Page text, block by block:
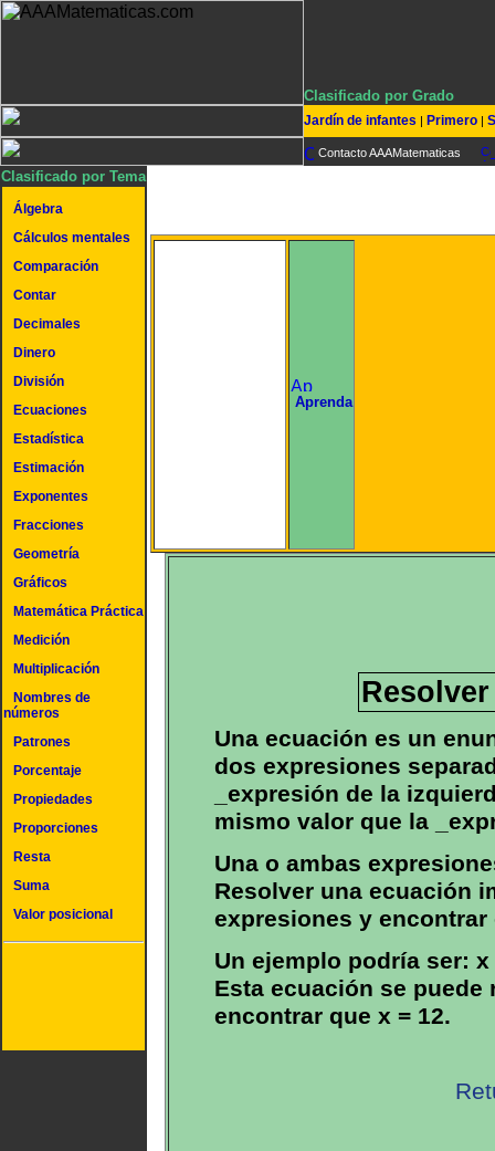
Clasificado por Grado
Jardín de infantes | Primero |
Contacto AAAMatematicas
Clasificado por Tema
Álgebra
Cálculos mentales
Comparación
Contar
Decimales
Dinero
División
Ecuaciones
Estadística
Estimación
Exponentes
Fracciones
Geometría
Gráficos
Matemática Práctica
Medición
Multiplicación
Nombres de
números
Patrones
Porcentaje
Propiedades
Proporciones
Resta
Suma
Valor posicional
Aprenda
Una ecuación es un
dos expresiones
_expresión de la
mismo valor que la
Una o ambas
Resolver una ecuación
expresiones y
Un ejemplo podría ser: x
Esta ecuación se puede
encontrar que x = 12.